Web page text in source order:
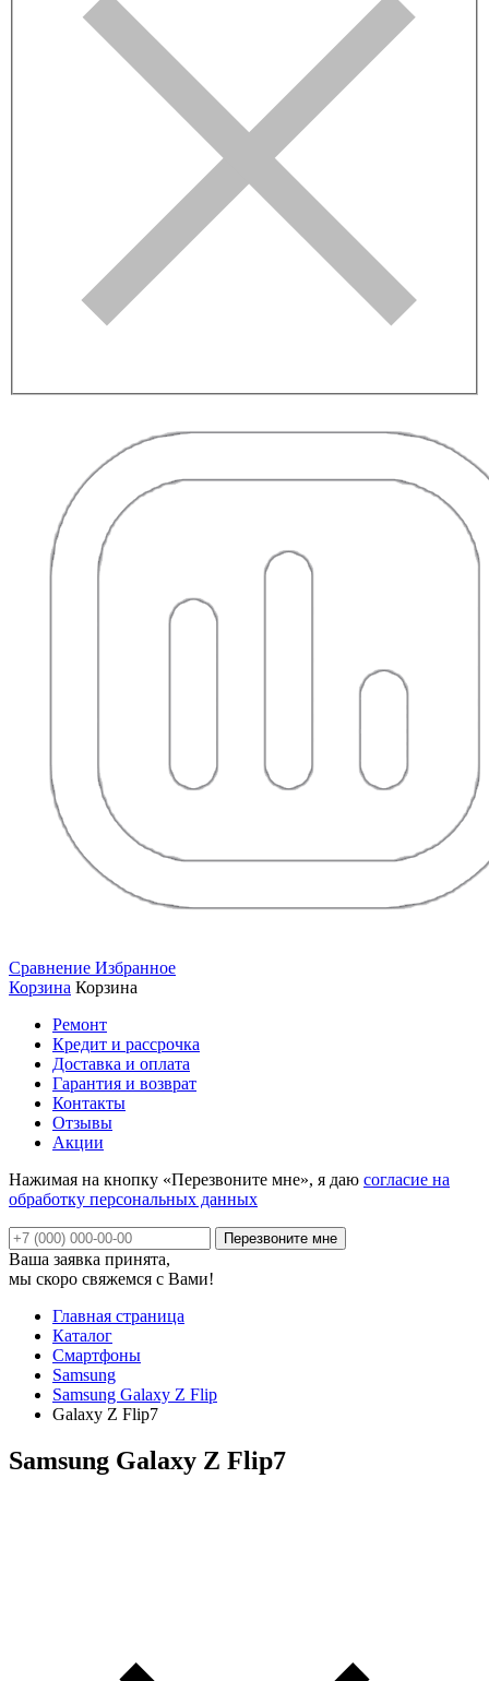
Сравнение Избранное
Корзина Корзина
Ремонт
Кредит и рассрочка
Доставка и оплата
Гарантия и возврат
Контакты
Отзывы
Акции
Нажимая на кнопку «Перезвоните мне», я даю согласие на
обработку персональных данных
Ваша заявка принята,
мы скоро свяжемся с Вами!
Главная страница
Каталог
Смартфоны
Samsung
Samsung Galaxy Z Flip
Galaxy Z Flip7
Samsung Galaxy Z Flip7